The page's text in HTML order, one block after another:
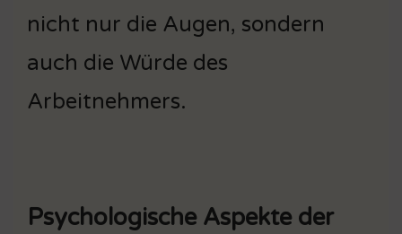
nicht nur die Augen, sondern
auch die Würde des
Arbeitnehmers.
Psychologische Aspekte der